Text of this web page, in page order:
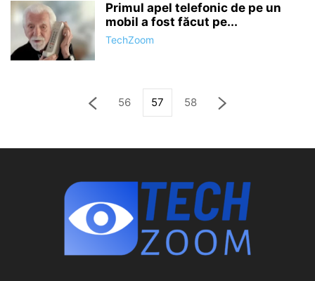
Primul apel telefonic de pe un
mobil a fost făcut pe...
TechZoom
56 57 58